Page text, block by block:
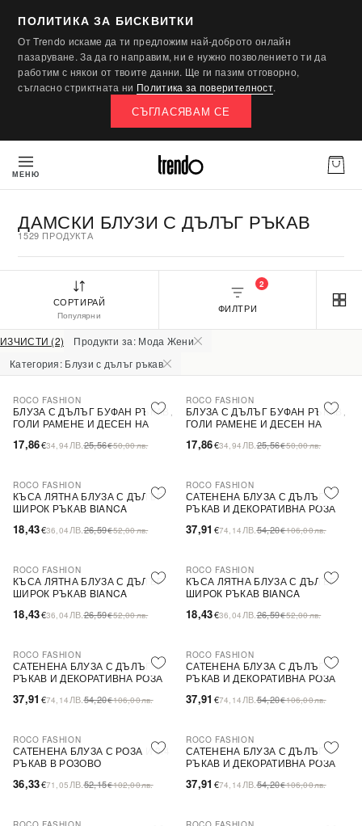
ПОЛИТИКА ЗА БИСКВИТКИ
От Trendo искаме да ти предложим най-доброто онлайн
пазаруване. За да го направим, ни е нужно позволението ти да
работим с някои от твоите данни. Ще ги пазим отговорно,
съгласно стриктната ни Политика за поверителност.
СЪГЛАСЯВАМ СЕ
МЕНЮ
ДАМСКИ БЛУЗИ С ДЪЛЪГ РЪКАВ
1529 ПРОДУКТА
СОРТИРАЙ
Популярни
ФИЛТРИ
2
ИЗЧИСТИ (2)
Продукти за: Мода Жени
Категория: Блузи с дълъг ръкав
-30%
ROCO FASHION
БЛУЗА С ДЪЛЪГ БУФАН РЪКАВ,
ГОЛИ РАМЕНЕ И ДЕСЕН НА
17,86€34,94 ЛВ.25,56€50,00лв.
-30%
ROCO FASHION
БЛУЗА С ДЪЛЪГ БУФАН РЪКАВ,
ГОЛИ РАМЕНЕ И ДЕСЕН НА
17,86€34,94 ЛВ.25,56€50,00лв.
-31%
ROCO FASHION
КЪСА ЛЯТНА БЛУЗА С ДЪЛЪГ
ШИРОК РЪКАВ BIANCA
18,43€36,04 ЛВ.26,59€52,00лв.
-30%
ROCO FASHION
САТЕНЕНА БЛУЗА С ДЪЛЪГ
РЪКАВ И ДЕКОРАТИВНА РОЗА
37,91 €74,14 ЛВ.54,20€106,00лв.
-31%
ROCO FASHION
КЪСА ЛЯТНА БЛУЗА С ДЪЛЪГ
ШИРОК РЪКАВ BIANCA
18,43€36,04 ЛВ.26,59€52,00лв.
-31%
ROCO FASHION
КЪСА ЛЯТНА БЛУЗА С ДЪЛЪГ
ШИРОК РЪКАВ BIANCA
18,43€36,04 ЛВ.26,59€52,00лв.
-30%
ROCO FASHION
САТЕНЕНА БЛУЗА С ДЪЛЪГ
РЪКАВ И ДЕКОРАТИВНА РОЗА
37,91 €74,14 ЛВ.54,20€106,00лв.
-30%
ROCO FASHION
САТЕНЕНА БЛУЗА С ДЪЛЪГ
РЪКАВ И ДЕКОРАТИВНА РОЗА
37,91 €74,14 ЛВ.54,20€106,00лв.
-30%
ROCO FASHION
САТЕНЕНА БЛУЗА С РОЗА И 3/4
РЪКАВ В РОЗОВО
36,33€71,05 ЛВ.52,15€102,00лв.
-30%
ROCO FASHION
САТЕНЕНА БЛУЗА С ДЪЛЪГ
РЪКАВ И ДЕКОРАТИВНА РОЗА
37,91 €74,14 ЛВ.54,20€106,00лв.